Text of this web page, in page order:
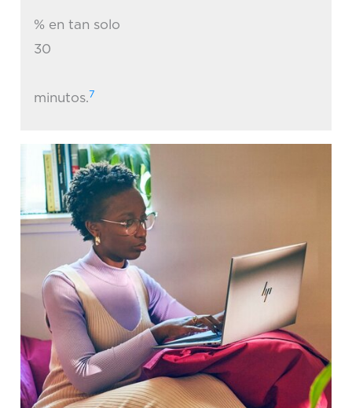
% en tan solo
30
minutos.7